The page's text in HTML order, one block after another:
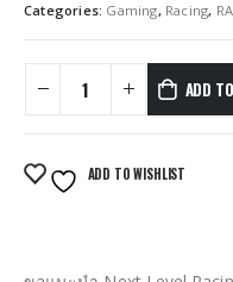
Categories: Gaming, Racing,
ADD
ADD TO WISHLIST